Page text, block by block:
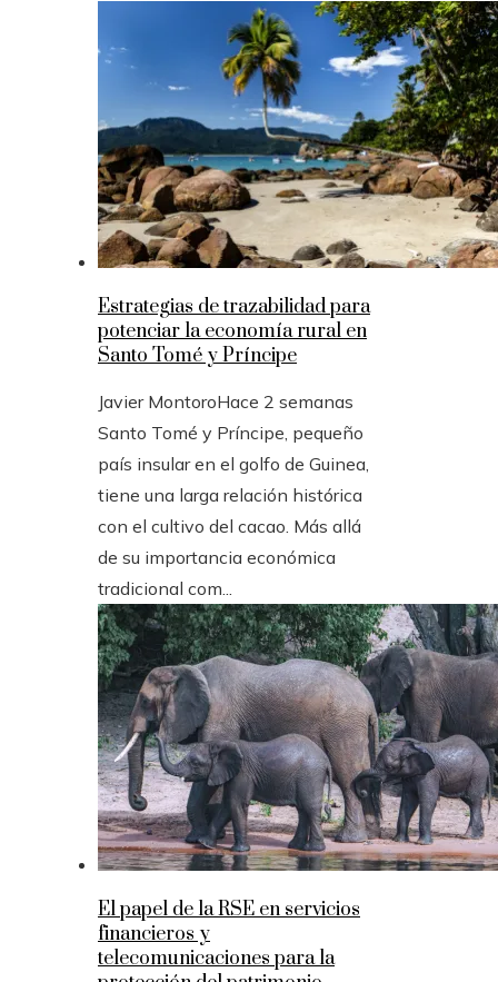
Estrategias de trazabilidad para
potenciar la economía rural en
Santo Tomé y Príncipe
Javier MontoroHace 2 semanas
Santo Tomé y Príncipe, pequeño
país insular en el golfo de Guinea,
tiene una larga relación histórica
con el cultivo del cacao. Más allá
de su importancia económica
tradicional com...
El papel de la RSE en servicios
financieros y
telecomunicaciones para la